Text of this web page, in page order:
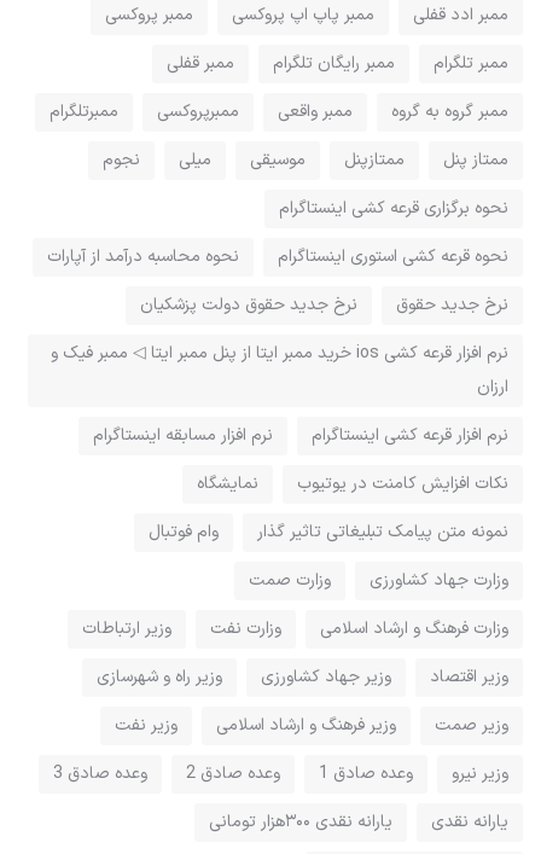
ممبر ادد قفلی
ممبر پاپ اپ پروکسی
ممبر پروکسی
ممبر تلگرام
ممبر رایگان تلگرام
ممبر قفلی
ممبر گروه به گروه
ممبر واقعی ممبرپروکسی
ممبرتلگرام
ممتاز پنل
ممتازپنل موسیقی میلی
نجوم
نحوه برگزاری قرعه کشی اینستاگرام
نحوه قرعه کشی استوری اینستاگرام
نحوه محاسبه درآمد از آپارات
نرخ جدید حقوق
نرخ جدید حقوق دولت پزشکیان
نرم افزار قرعه کشی ios خرید ممبر ایتا از پنل ممبر ایتا ◁ ممبر فیک و
ارزان
نرم افزار قرعه کشی اینستاگرام
نرم افزار مسابقه اینستاگرام
نکات افزایش کامنت در یوتیوب
نمایشگاه
نمونه متن پیامک تبلیغاتی تاثیر گذار
وام فوتبال
وزارت جهاد کشاورزی
وزارت صمت
وزارت فرهنگ و ارشاد اسلامی
وزارت نفت
وزیر ارتباطات
وزیر اقتصاد
وزیر جهاد کشاورزی
وزیر راه و شهرسازی
وزیر صمت
وزیر فرهنگ و ارشاد اسلامی
وزیر نفت
وزیر نیرو
وعده صادق 1 وعده صادق 2
وعده صادق 3
یارانه نقدی
یارانه نقدی ۳۰۰هزار تومانی